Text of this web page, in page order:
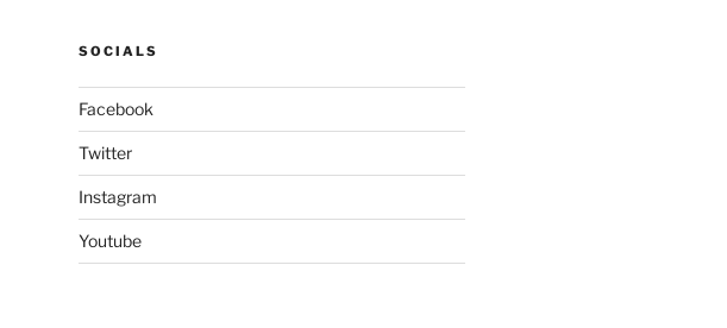
SOCIALS
Facebook
Twitter
Instagram
Youtube